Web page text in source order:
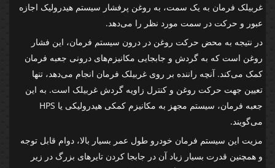
غربیلک فرمان به یک سمت، به روغن پرفشار سیستم هیدرولیک اجازه
عبور و حرکت در سمت مورد نظر را می‌دهد.
در نتیجه به محض حرکت روغن در درون سیستم فرمان، این فشار
روغن است که به گردش و جابجایی مکانیزم‌های درونی جعبه فرمان
کمک می‌کند. آنچه راننده بر روی غربیلک فرمان انجام می‌دهد، تنها
تعیین جهت حرکت روغن و کنترل زاویه گردش غربیلک است. به این
جعبه فرمان، سیستم مجهز به مکانیزم کمکی هیدرولیکی یا HPS
می‌گویند.
مزیت این سیستم فرمان خودرو طول عمر بسیار بالا، دوام قابل توجه
و همچنین قدرت بسیار زیاد آن در جابجا کردن تایرهای بزرگ در زیر